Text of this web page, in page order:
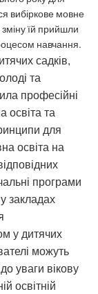
вибіркове мовне
їй прийшли
навчання.
садків,
та
професійні
освіта та
для
освіта на
програми
закладах
у дитячих
можуть
уваги вікову
освітній